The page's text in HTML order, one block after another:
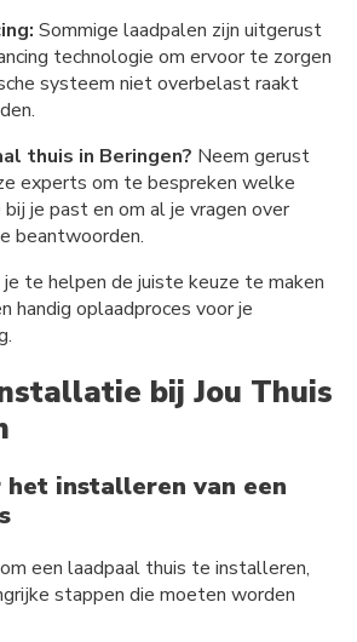
Sommige laadpalen zijn uitgerust
technologie om ervoor te zorgen
systeem niet overbelast raakt
thuis in Beringen? Neem gerust
experts om te bespreken welke
je past en om al je vragen over
beantwoorden.
te helpen de juiste keuze te maken
handig oplaadproces voor je
bij Jou Thuis
het installeren van een
een laadpaal thuis te installeren,
stappen die moeten worden